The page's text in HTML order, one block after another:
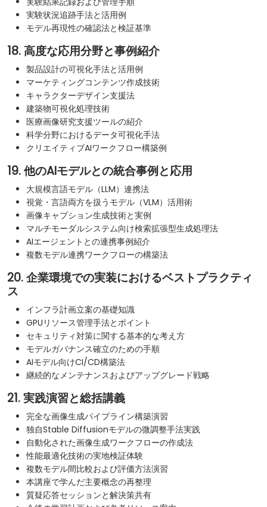
実験状況追跡手法と活用例
モデル再現性の確認法と検証基準
18. 高度な応用分野と事例紹介
製品設計の可視化手法と活用例
マーケティングコンテンツ作成技術
キャラクターデザイン支援法
建築物可視化処理技術
医療画像研究支援ツールの紹介
科学分野におけるデータ可視化手法
クリエイティブAIワークフロー構築例
19. 他のAIモデルとの統合事例と応用
大規模言語モデル（LLM）連携法
視覚・言語両方を扱うモデル（VLM）活用術
画像キャプション生成技術と実例
マルチモーダルシステム向け検索拡張型生成処理法
AIエージェントとの連携事例紹介
複数モデル連携ワークフローの構築法
20. 企業環境での実装におけるベストプラクティ
ス
インフラ計画立案の基礎知識
GPUリソース管理手法とポイント
セキュリティ対策に関する基本的な考え方
モデルガバナンス確立のための手順
AIモデル向けCI/CD構築法
継続的なメンテナンスおよびアップグレード戦略
21. 実践演習と総括講義
完全な画像生成パイプライン構築演習
独自Stable Diffusionモデルの微調整手法実践
自動化された画像生成ワークフローの作成法
性能最適化技術の実地検証体験
複数モデル間比較および評価方法演習
本講座で学んだ主要概念の再整理
質疑応答セッションと解決策共有